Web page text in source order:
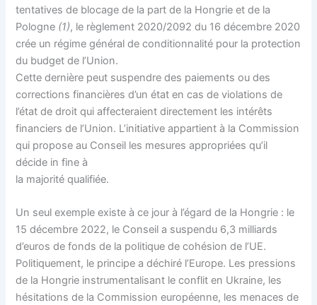
tentatives de blocage de la part de la Hongrie et de la
Pologne (1), le règlement 2020/2092 du 16 décembre 2020
crée un régime général de conditionnalité pour la protection
du budget de l’Union.
Cette dernière peut suspendre des paiements ou des
corrections financières d’un état en cas de violations de
l’état de droit qui affecteraient directement les intérêts
financiers de l’Union. L’initiative appartient à la Commission
qui propose au Conseil les mesures appropriées qu’il
décide in fine à
la majorité qualifiée.
Un seul exemple existe à ce jour à l’égard de la Hongrie : le
15 décembre 2022, le Conseil a suspendu 6,3 milliards
d’euros de fonds de la politique de cohésion de l’UE.
Politiquement, le principe a déchiré l’Europe. Les pressions
de la Hongrie instrumentalisant le conflit en Ukraine, les
hésitations de la Commission européenne, les menaces de